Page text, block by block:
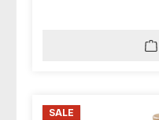
SALE